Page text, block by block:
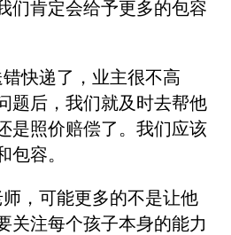
们肯定会给予更多的包容
快递了，业主很不高
题后，我们就及时去帮他
是照价赔偿了。我们应该
包容。
，可能更多的不是让他
关注每个孩子本身的能力